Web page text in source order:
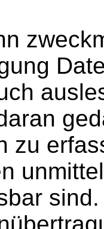
zu